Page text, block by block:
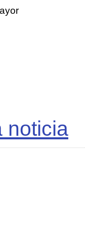
noticia